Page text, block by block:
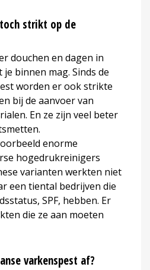
strikt op de
douchen en dagen in
binnen mag. Sinds de
worden er ook strikte
bij de aanvoer van
En ze zijn veel beter
enorme
hogedrukreinigers
varianten werkten niet
een tiental bedrijven die
SPF, hebben. Er
die ze aan moeten
varkenspest af?